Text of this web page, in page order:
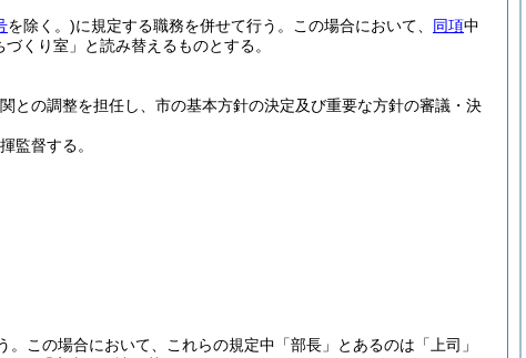
を除く。)に規定する職務を併せて行う。 この場合において、 同項中
くり室」と読み替えるものとする。
との調整を担任し、市の基本方針の決定及び重要な方針の審議・決
監督する。
。
この場合において、これらの規定中「部長」とあるのは「上司」